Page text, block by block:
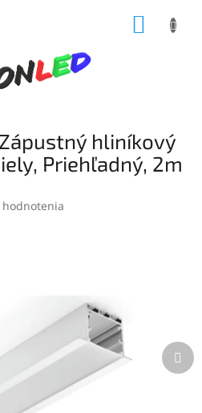
hliníkový
Priehľadný, 2m